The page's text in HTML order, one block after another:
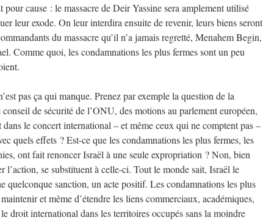
cause : le massacre de Deir Yassine sera amplement utilisé
leur exode. On leur interdira ensuite de revenir, leurs biens seront
du massacre qu’il n’a jamais regretté, Menahem Begin,
Comme quoi, les condamnations les plus fermes sont un peu
pas ça qui manque. Prenez par exemple la question de la
de sécurité de l’ONU, des motions au parlement européen,
le concert international – et même ceux qui ne comptent pas –
quels effets ? Est-ce que les condamnations les plus fermes, les
ont fait renoncer Israël à une seule expropriation ? Non, bien
l’action, se substituent à celle-ci. Tout le monde sait, Israël le
quelconque sanction, un acte positif. Les condamnations les plus
et même d’étendre les liens commerciaux, académiques,
droit international dans les territoires occupés sans la moindre